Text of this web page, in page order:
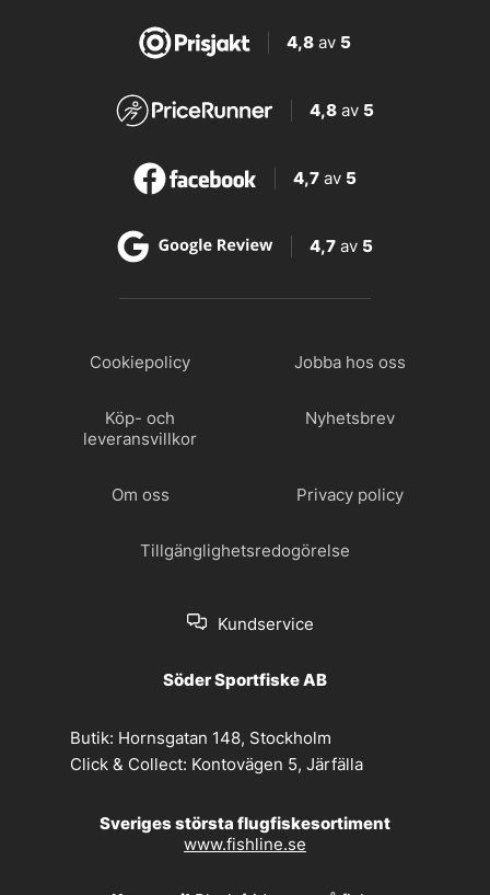
4,8av 5
4,8 av 5
4,7 av 5
4,7 av 5
Cookiepolicy Jobba hos oss
Köp- och
leveransvillkor
Nyhetsbrev
Om oss Privacy policy
Tillgänglighetsredogörelse
Kundservice
Söder Sportfiske AB
Butik: Hornsgatan 148, Stockholm
Click & Collect: Kontovägen 5, Järfälla
Sveriges största flugfiskesortiment
www.fishline.se